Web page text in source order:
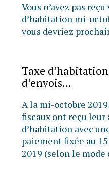
Vous n’avez pas
d’habitation mi-
vous devriez
Taxe
d’envois…
A la mi-octobre
fiscaux ont reçu leur
d’habitation avec
paiement fixée au
2019 (selon le